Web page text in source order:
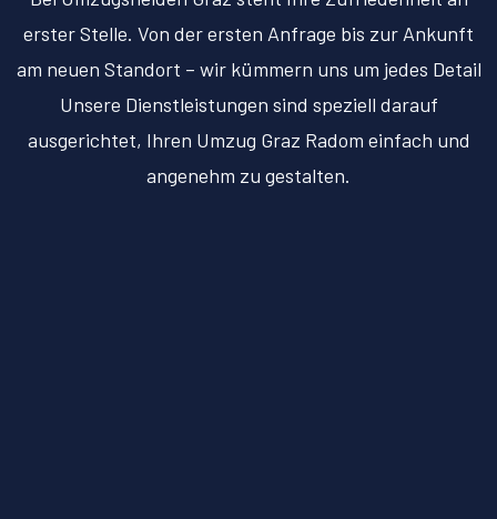
erster Stelle. Von der ersten Anfrage bis zur Ankunft
am neuen Standort – wir kümmern uns um jedes Detail
Unsere Dienstleistungen sind speziell darauf
ausgerichtet, Ihren Umzug Graz Radom einfach und
angenehm zu gestalten.